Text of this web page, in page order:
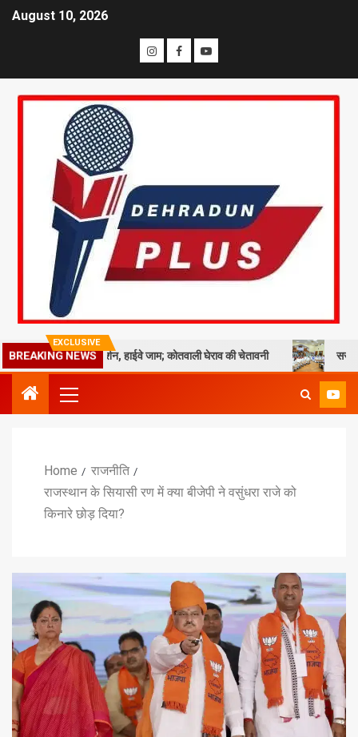
August 10, 2026
EXCLUSIVE
BREAKING NEWS
समाज का प्रदर्शन, हाईवे जाम; कोतवाली घेराव की चेतावनी सरकारी
Home
राजनीति
राजस्थान के सियासी रण में क्या बीजेपी ने वसुंधरा राजे को
किनारे छोड़ दिया?